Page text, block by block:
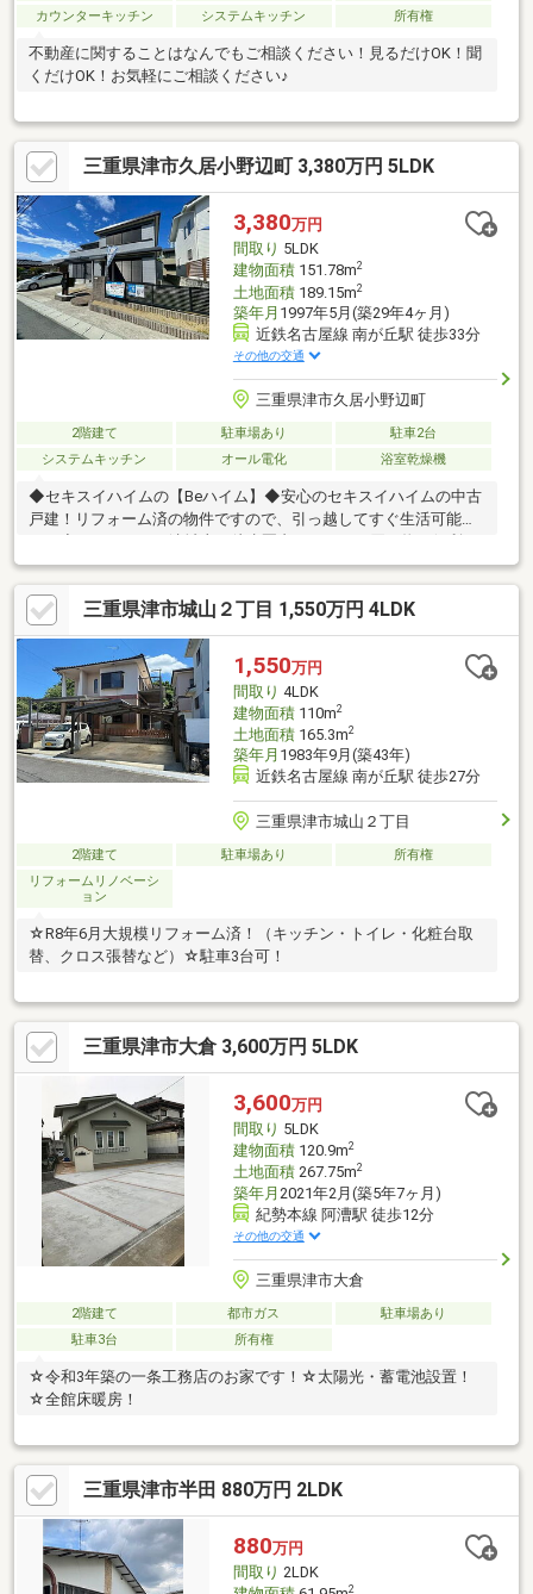
カウンターキッチン
システムキッチン 所有権
不動産に関することはなんでもご相談ください！見るだけOK！聞
くだけOK！お気軽にご相談ください♪
三重県津市久居小野辺町 3,380万円 5LDK
3,380万円
間取り 5LDK
建物面積151.78m2
土地面積189.15m2
築年月 1997年5月(築29年4ヶ月)
近鉄名古屋線 南が丘駅 徒歩33分
その他の交通
三重県津市久居小野辺町
2階建て 駐車場あり
駐車2台
システムキッチン
オール電化 浴室乾燥機
◆セキスイハイムの【Beハイム】◆安心のセキスイハイムの中古
戸建！リフォーム済の物件ですので、引っ越してすぐ生活可能で
立地です！
三重県津市城山２丁目 1,550万円 4LDK
1,550万円
間取り 4LDK
建物面積110m2
土地面積165.3m2
築年月 1983年9月(築43年)
近鉄名古屋線 南が丘駅 徒歩27分
三重県津市城山２丁目
2階建て 駐車場あり
所有権
リフォームリノベーシ
ョン
☆R8年6月大規模リフォーム済！（キッチン・トイレ・化粧台取
替、クロス張替など）☆駐車3台可！
三重県津市大倉 3,600万円 5LDK
3,600万円
間取り 5LDK
建物面積120.9m2
土地面積267.75m2
築年月 2021年2月(築5年7ヶ月)
紀勢本線 阿漕駅 徒歩12分
その他の交通
三重県津市大倉
2階建て 都市ガス
駐車場あり
駐車3台
所有権
☆令和3年築の一条工務店のお家です！☆太陽光・蓄電池設置！
☆全館床暖房！
三重県津市半田 880万円 2LDK
880万円
間取り 2LDK
2